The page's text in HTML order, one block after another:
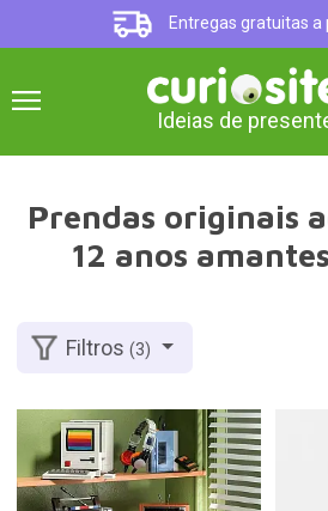
Entregas gratuitas a
Ideias de
Prendas originais
12 anos
Filtros(3)